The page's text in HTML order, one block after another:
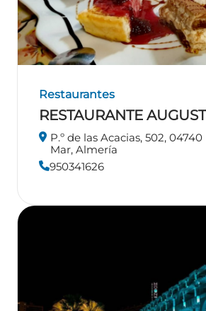
Restaurantes
RESTAURANTE
P.º de las Acacias, 502,
Mar, Almería
950341626